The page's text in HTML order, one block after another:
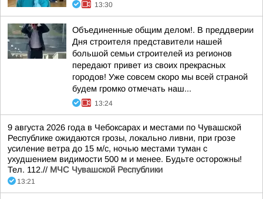
13:30
Объединенные общим делом!. В преддверии
Дня строителя представители нашей
большой семьи строителей из регионов
передают привет из своих прекрасных
городов! Уже совсем скоро мы всей страной
будем громко отмечать наш...
13:24
9 августа 2026 года в Чебоксарах и местами по Чувашской
Республике ожидаются грозы, локально ливни, при грозе
усиление ветра до 15 м/с, ночью местами туман с
ухудшением видимости 500 м и менее. Будьте осторожны!
Тел. 112.// МЧС Чувашской Республики
13:21